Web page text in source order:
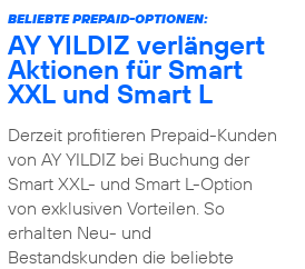
BELIEBTE PREPAID-OPTIONEN:
AY YILDIZ verlängert
Aktionen für Smart
XXL und Smart L
Derzeit profitieren Prepaid-Kunden
von AY YILDIZ bei Buchung der
Smart XXL- und Smart L-Option
von exklusiven Vorteilen. So
erhalten Neu- und
Bestandskunden die beliebte